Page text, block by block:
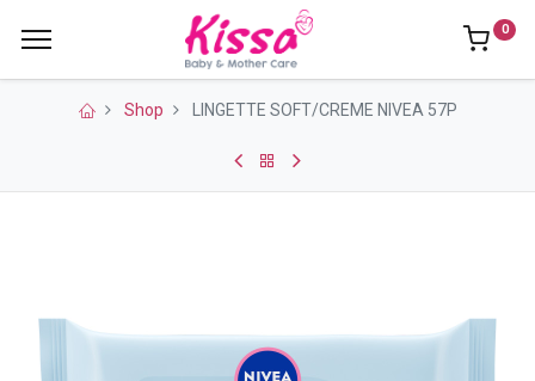
0
Shop LINGETTE SOFT/CREME NIVEA 57P